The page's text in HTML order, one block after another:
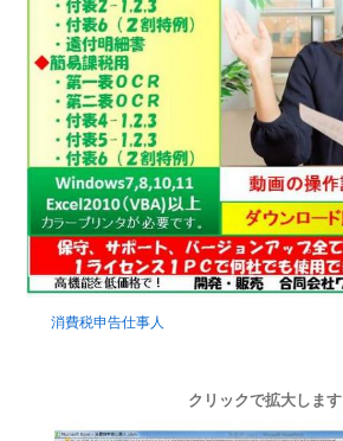
消費税申告仕事人
クリックで拡大します